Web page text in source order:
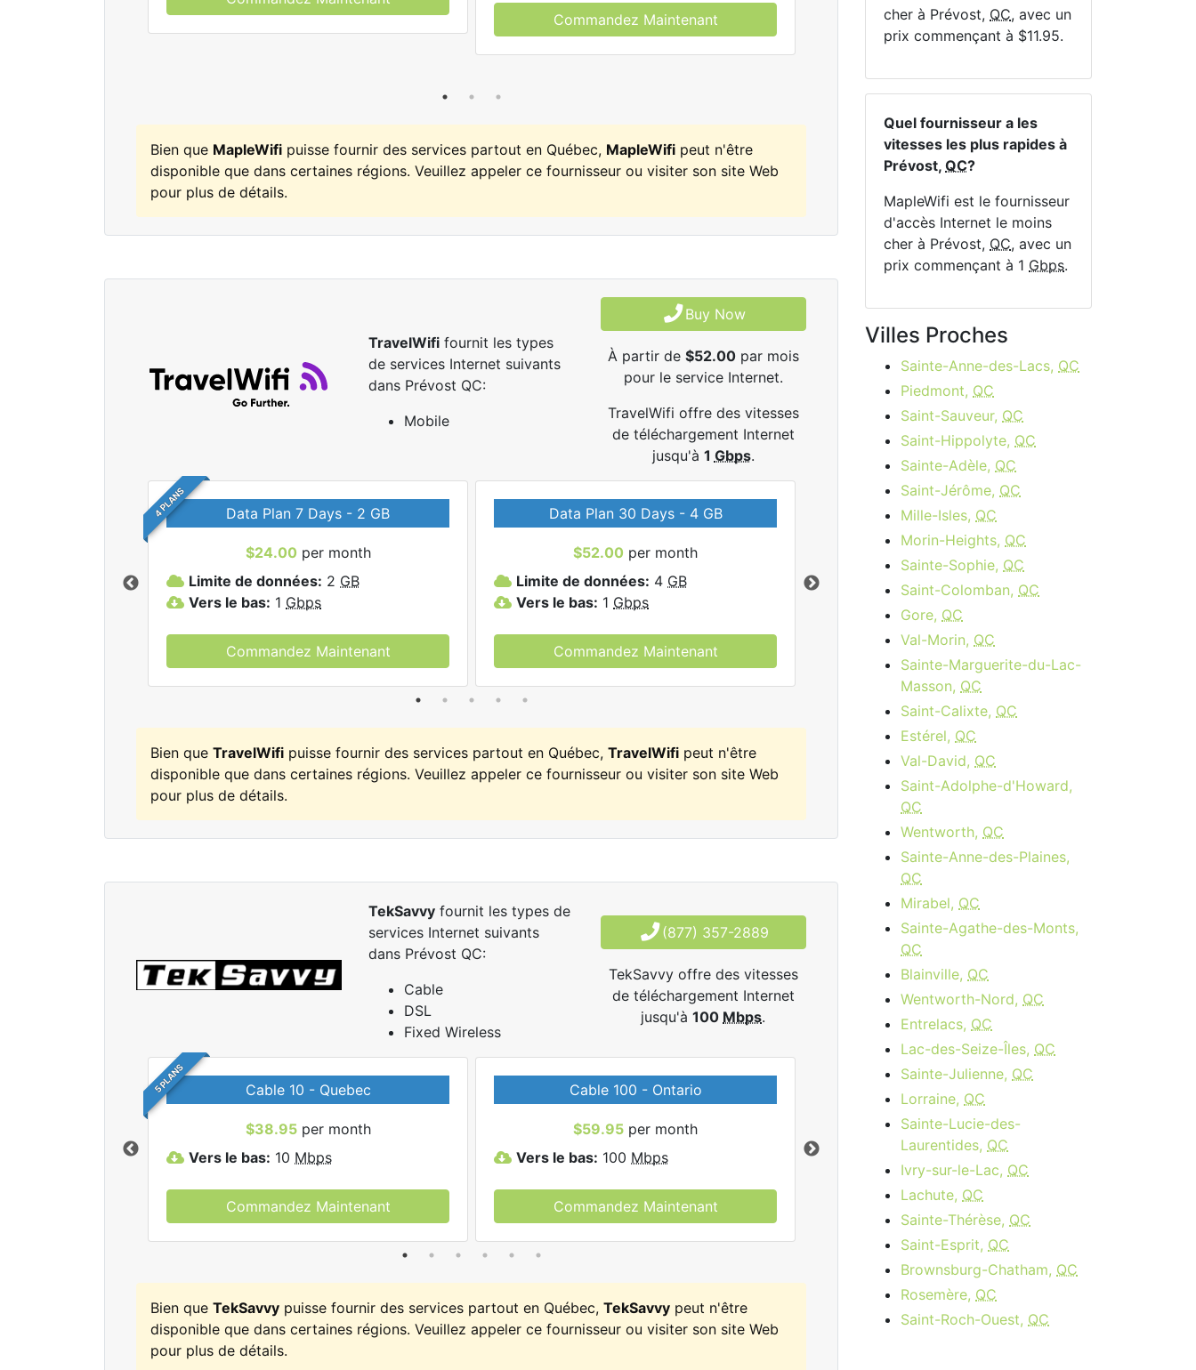
Commandez Maintenant
Cliquez ici pour afficher tous les forfaits
Internet MapleWifi.
Bien que MapleWifi puisse fournir des services partout en Québec, MapleWifi peut n'être
disponible que dans certaines régions. Veuillez appeler ce fournisseur ou visiter son site Web
pour plus de détails.
TravelWififournit les types
de services Internet suivants
dans Prévost QC:
Mobile
Buy Now
À partir de $52.00par mois
pour le service Internet.
TravelWifi offre des vitesses
de téléchargement Internet
jusqu'à 1 Gbps.
4 PLANS Data Plan 7 Days - 2 GB
$24.00 per month
Limite de données: 2 GB
Vers le bas: 1 Gbps
Commandez Maintenant
Data Plan 30 Days - 4 GB
$52.00 per month
Limite de données: 4 GB
Vers le bas: 1 Gbps
Commandez Maintenant
Data Plan 30 Days - 8 GB
per month
Limite de données:
8
Vers le bas:
Commandez Maintenant
Bien que TravelWifi puisse fournir des services partout en Québec, TravelWifi peut n'être
disponible que dans certaines régions. Veuillez appeler ce fournisseur ou visiter son site Web
pour plus de détails.
TekSavvyfournit les types de
services Internet suivants
dans Prévost QC:
Cable
DSL
Fixed Wireless
(877) 357-2889
TekSavvy offre des vitesses
de téléchargement Internet
jusqu'à100 Mbps.
5 PLANS Cable 10 - Quebec
$38.95per month
Vers le bas: 10 Mbps
Commandez Maintenant
Cable 100 - Ontario
$59.95 per month
Vers le bas: 100 Mbps
Commandez Maintenant
Cable 15 - AB, BC
$34.95per month
Vers le bas:
Mbps
Commandez Maintenant
Bien que TekSavvy puisse fournir des services partout en Québec, TekSavvy peut n'être
disponible que dans certaines régions. Veuillez appeler ce fournisseur ou visiter son site Web
pour plus de détails.
cher à Prévost, QC, avec un
prix commençant à $11.95.
Quel fournisseur a les
vitesses les plus rapides à
Prévost, QC?
MapleWifi est le fournisseur
d'accès Internet le moins
cher à Prévost, QC, avec un
prix commençant à 1 Gbps.
Villes Proches
Sainte-Anne-des-Lacs, QC
Piedmont, QC
Saint-Sauveur, QC
Saint-Hippolyte, QC
Sainte-Adèle, QC
Saint-Jérôme, QC
Mille-Isles, QC
Morin-Heights, QC
Sainte-Sophie, QC
Saint-Colomban, QC
Gore, QC
Val-Morin, QC
Sainte-Marguerite-du-Lac-
Masson, QC
Saint-Calixte, QC
Estérel, QC
Val-David, QC
Saint-Adolphe-d'Howard,
QC
Wentworth, QC
Sainte-Anne-des-Plaines,
QC
Mirabel, QC
Sainte-Agathe-des-Monts,
QC
Blainville, QC
Wentworth-Nord, QC
Entrelacs, QC
Lac-des-Seize-Îles, QC
Sainte-Julienne, QC
Lorraine, QC
Sainte-Lucie-des-
Laurentides, QC
Ivry-sur-le-Lac, QC
Lachute, QC
Sainte-Thérèse, QC
Saint-Esprit, QC
Brownsburg-Chatham, QC
Rosemère, QC
Saint-Roch-Ouest, QC